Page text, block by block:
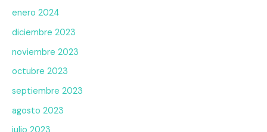
enero 2024
diciembre 2023
noviembre 2023
octubre 2023
septiembre 2023
agosto 2023